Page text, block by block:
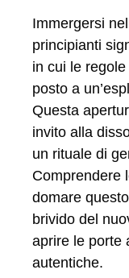
Immergersi
principianti
in cui le
posto a
Questa
invito alla
un rituale di
Comprendere
domare
brivido del
aprire le porte
autentiche.